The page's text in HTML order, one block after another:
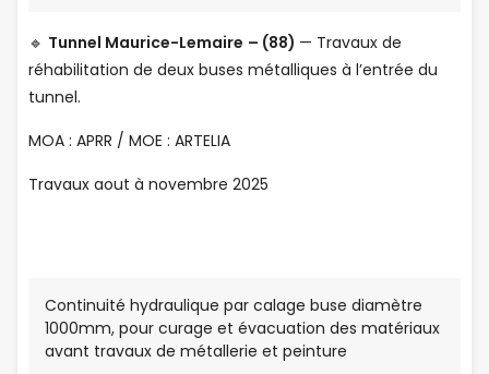
🔹 Tunnel Maurice-Lemaire – (88) — Travaux de
réhabilitation de deux buses métalliques à l’entrée du
tunnel.
MOA : APRR / MOE : ARTELIA
Travaux aout à novembre 2025
Continuité hydraulique par calage buse diamètre
1000mm, pour curage et évacuation des matériaux
avant travaux de métallerie et peinture